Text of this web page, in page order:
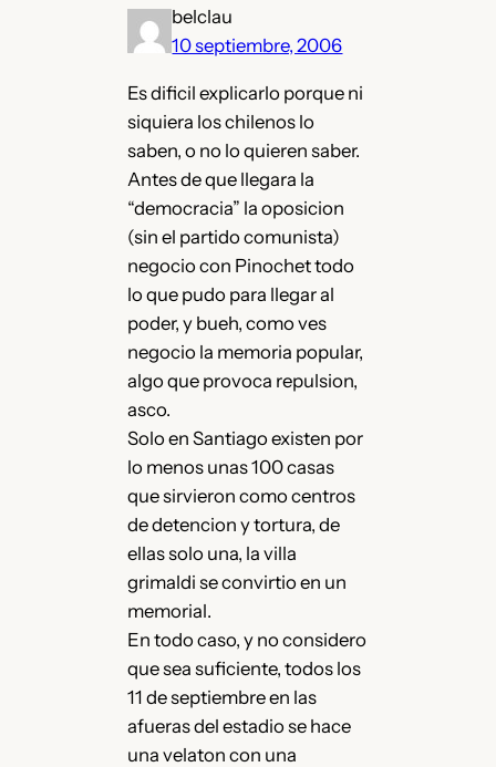
belclau
10 septiembre, 2006
Es dificil explicarlo porque ni
siquiera los chilenos lo
saben, o no lo quieren saber.
Antes de que llegara la
“democracia” la oposicion
(sin el partido comunista)
negocio con Pinochet todo
lo que pudo para llegar al
poder, y bueh, como ves
negocio la memoria popular,
algo que provoca repulsion,
asco.
Solo en Santiago existen por
lo menos unas 100 casas
que sirvieron como centros
de detencion y tortura, de
ellas solo una, la villa
grimaldi se convirtio en un
memorial.
En todo caso, y no considero
que sea suficiente, todos los
11 de septiembre en las
afueras del estadio se hace
una velaton con una